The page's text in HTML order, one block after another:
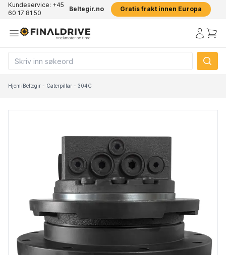
Kundeservice: +45
60 17 81 50
Beltegir.no Gratis frakt innen Europa
Hjem/Beltegir - Caterpillar - 304C